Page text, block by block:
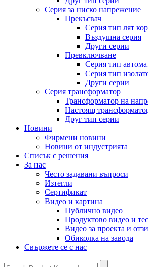
Серия за ниско напрежение
Прекъсвач
Серия тип лят
Въздушна серия
Други серии
Превключване
Серия тип
Серия тип
Други серии
Серия трансформатор
Трансформатор на
Настоящ
Друг тип серии
Новини
Фирмени новини
Новини от индустрията
Списък с решения
За нас
Често задавани въпроси
Изтегли
Сертификат
Видео и картина
Публично видео
Продуктово видео и
Видео за проекта и
Обиколка на завода
Свържете се с нас